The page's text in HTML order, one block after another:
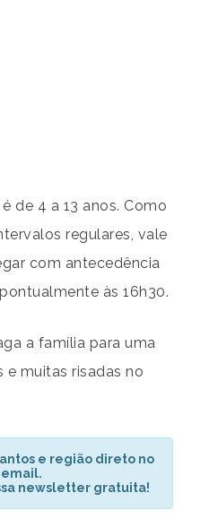
de 4 a 13 anos. Como
regulares, vale
com antecedência
às 16h30.
a família para uma
e muitas risadas no
e região direto no
newsletter gratuita!